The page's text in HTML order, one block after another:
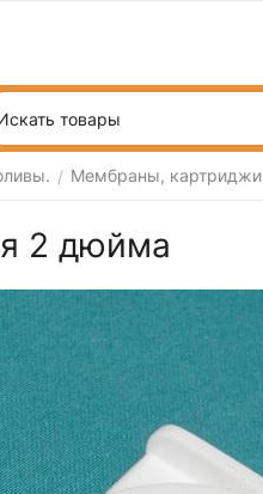
/ Мембраны, картриджи
2 дюйма